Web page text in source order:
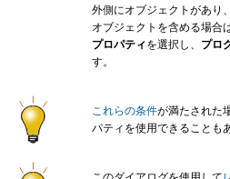
外側にオブジェクトがあり
オブジェクトを含める場合
プロパティ を選択し、 プロ
す。
これらの条件が満たされた
パティを使用できることも